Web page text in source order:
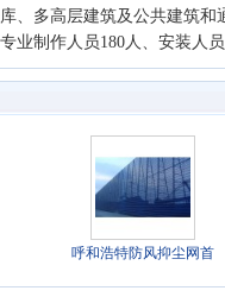
、多高层建筑及公共建筑
业制作人员180人、安装人
呼和浩特防风抑尘网首